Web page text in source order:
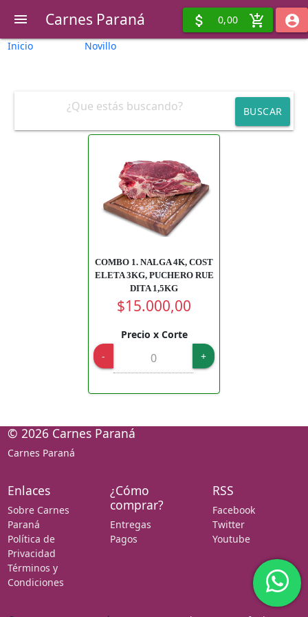
menu Carnes Paraná attach_money add_shopping_cart
0,00 account_circle
Inicio Novillo
BUSCAR
COMBO 1. NALGA 4K, COST
ELETA 3KG, PUCHERO RUE
DITA 1,5KG
$15.000,00
Precio x Corte
-
+
© 2026 Carnes Paraná
Carnes Paraná
Enlaces
Sobre Carnes
Paraná
Política de
Privacidad
Términos y
Condiciones
¿Cómo
comprar?
Entregas
Pagos
RSS
Facebook
Twitter
Youtube